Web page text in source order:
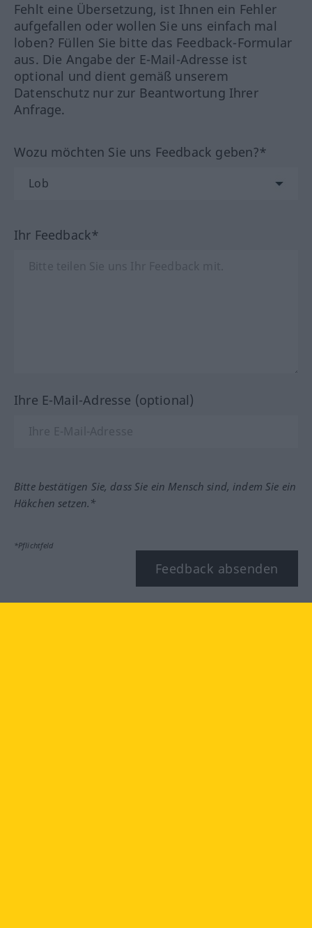
Fehlt eine Übersetzung, ist Ihnen ein Fehler
aufgefallen oder wollen Sie uns einfach mal
loben? Füllen Sie bitte das Feedback-Formular
aus. Die Angabe der E-Mail-Adresse ist
optional und dient gemäß unserem
Datenschutz nur zur Beantwortung Ihrer
Anfrage.
Wozu möchten Sie uns Feedback geben?*
Ihr Feedback*
Ihre E-Mail-Adresse (optional)
Bitte bestätigen Sie, dass Sie ein Mensch sind, indem Sie ein
Häkchen setzen.*
*Pflichtfeld
Feedback absenden